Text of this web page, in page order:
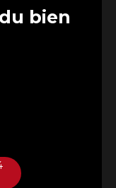
du bien